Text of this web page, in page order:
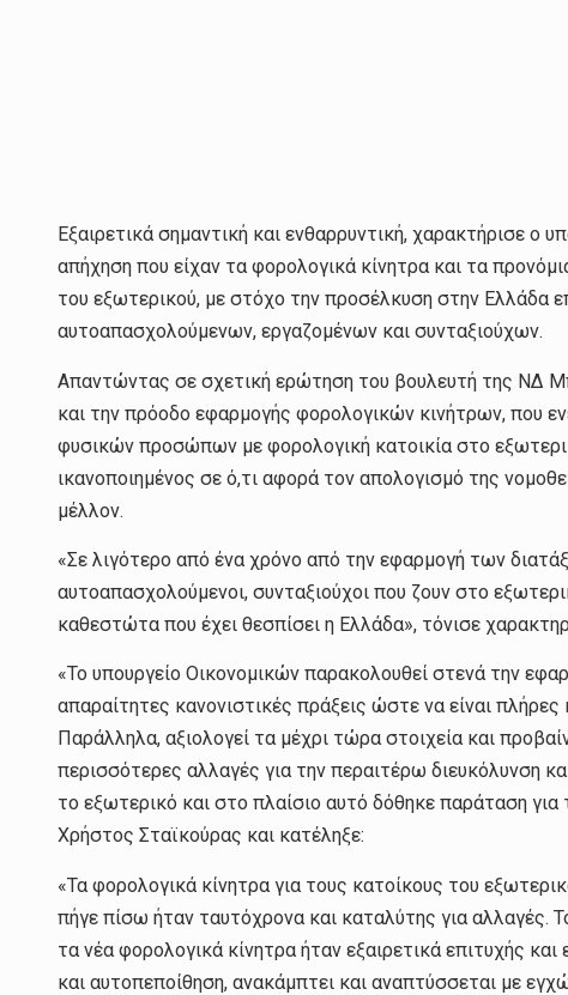
Εξαιρετικά σημαντική και ενθαρρυντική, χαρακτήρισε ο
απήχηση που είχαν τα φορολογικά κίνητρα και τα
του εξωτερικού, με στόχο την προσέλκυση στην
αυτοαπασχολούμενων, εργαζομένων και συνταξιούχων.
Απαντώντας σε σχετική ερώτηση του βουλευτή της ΝΔ
και την πρόοδο εφαρμογής φορολογικών κινήτρων, που
φυσικών προσώπων με φορολογική κατοικία στο
ικανοποιημένος σε ό,τι αφορά τον απολογισμό της
μέλλον.
«Σε λιγότερο από ένα χρόνο από την εφαρμογή των
αυτοαπασχολούμενοι, συνταξιούχοι που ζουν στο
καθεστώτα που έχει θεσπίσει η Ελλάδα», τόνισε
«Το υπουργείο Οικονομικών παρακολουθεί στενά την
απαραίτητες κανονιστικές πράξεις ώστε να είναι
Παράλληλα, αξιολογεί τα μέχρι τώρα στοιχεία και
περισσότερες αλλαγές για την περαιτέρω
το εξωτερικό και στο πλαίσιο αυτό δόθηκε παράταση
Χρήστος Σταϊκούρας και κατέληξε:
«Τα φορολογικά κίνητρα για τους κατοίκους του
πήγε πίσω ήταν ταυτόχρονα και καταλύτης για
τα νέα φορολογικά κίνητρα ήταν εξαιρετικά επιτυχής
και αυτοπεποίθηση, ανακάμπτει και αναπτύσσεται με